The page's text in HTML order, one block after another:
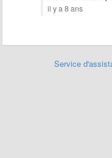
il y a 8 ans
Service